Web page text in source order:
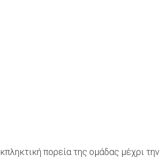
πορεία της ομάδας μέχρι την